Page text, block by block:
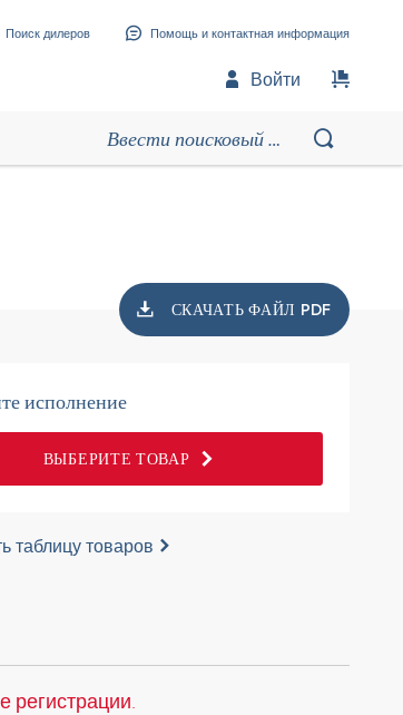
Поиск дилеров Помощь и контактная информация
Войти
СКАЧАТЬ ФАЙЛ PDF
исполнение
ВЫБЕРИТЕ ТОВАР
таблицу товаров